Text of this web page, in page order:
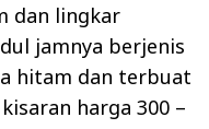
dan lingkar
jamnya berjenis
hitam dan terbuat
harga 300 –